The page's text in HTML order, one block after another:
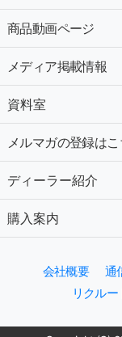
商品動画ページ
メディア掲載情報
資料室
メルマガの登録はこ
ディーラー紹介
購入案内
会社概要 通
リクルー